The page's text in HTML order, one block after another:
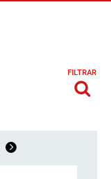
FILTRAR